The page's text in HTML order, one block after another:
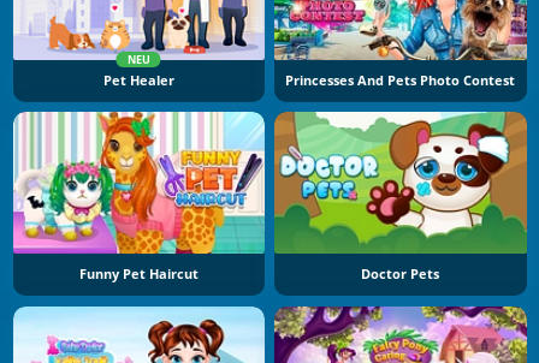
NEU
Pet Healer Princesses And Pets Photo Contest
Funny Pet Haircut Doctor Pets